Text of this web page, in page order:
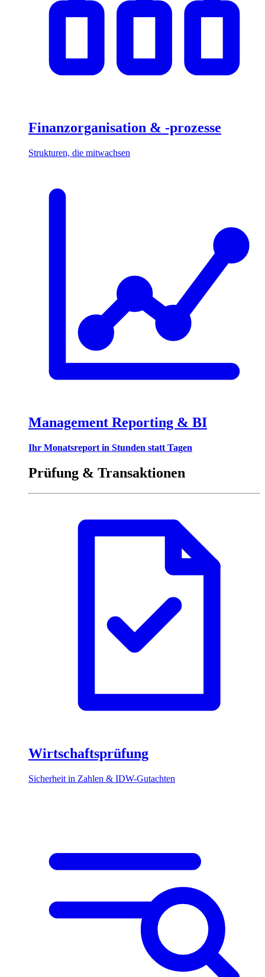
Finanzorganisation & -prozesse
Strukturen, die mitwachsen
Management Reporting & BI
Ihr Monatsreport in Stunden statt Tagen
Prüfung & Transaktionen
Wirtschaftsprüfung
Sicherheit in Zahlen & IDW-Gutachten